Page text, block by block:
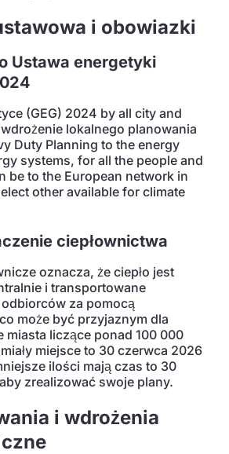
i obowiazki
Ustawa energetyki
(GEG) 2024 by all city and
lokalnego planowania
Duty Planning to the energy
systems, for all the people and
be to the European network in
other available for climate
ciepłownictwa
oznacza, że ciepło jest
i transportowane
za pomocą
może być przyjaznym dla
miasta liczące ponad 100 000
miejsce to 30 czerwca 2026
ilości mają czas to 30
zrealizować swoje plany.
i wdrożenia